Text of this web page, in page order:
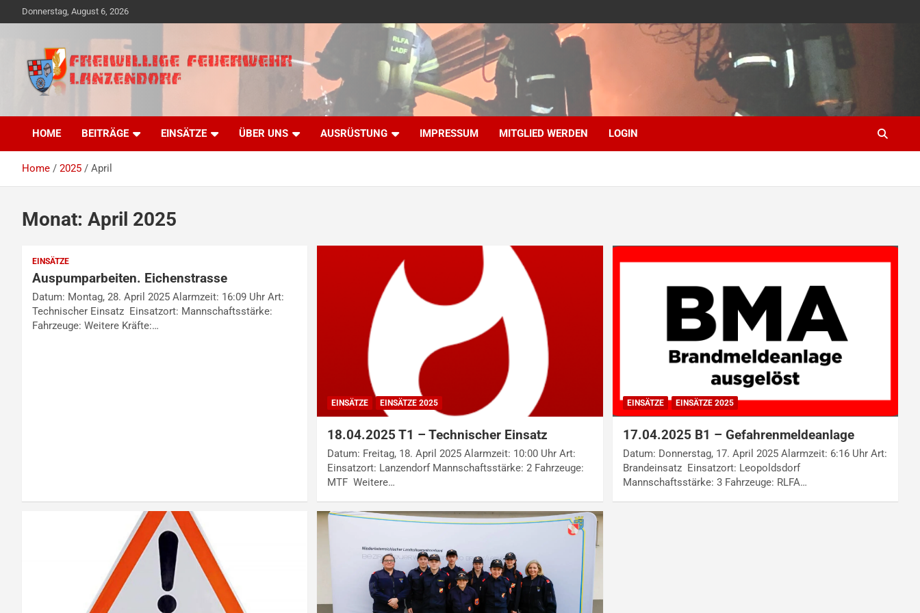
to
Donnerstag, August 6, 2026
Freiwillige Feuerwehr
Lanzendorf
HOME BEITRÄGE EINSÄTZE ÜBER UNS AUSRÜSTUNG IMPRESSUM MITGLIED WERDEN LOGIN
Home 2025 April
Monat: April 2025
EINSÄTZE
Auspumparbeiten. Eichenstrasse
Datum: Montag, 28. April 2025 Alarmzeit: 16:09 Uhr Art:
Technischer Einsatz Einsatzort: Mannschaftsstärke:
Fahrzeuge: Weitere Kräfte:…
EINSÄTZE EINSÄTZE 2025
18.04.2025 T1 – Technischer Einsatz
Datum: Freitag, 18. April 2025 Alarmzeit: 10:00 Uhr Art:
Einsatzort: Lanzendorf Mannschaftsstärke: 2 Fahrzeuge:
MTF Weitere…
EINSÄTZE EINSÄTZE 2025
17.04.2025 B1 – Gefahrenmeldeanlage
Datum: Donnerstag, 17. April 2025 Alarmzeit: 6:16 Uhr Art:
Brandeinsatz Einsatzort: Leopoldsdorf
Mannschaftsstärke: 3 Fahrzeuge: RLFA…